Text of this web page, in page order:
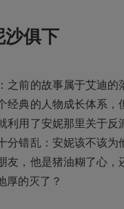
俱下
之前的故事属于艾迪
经典的人物成长体系，
利用了安妮那里关于反
分错乱：安妮该不该为
，他是猪油糊了心，
厚的灭了？